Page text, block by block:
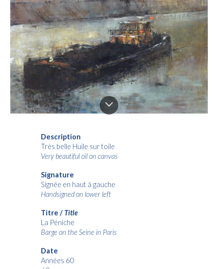
Description
Très belle Huile sur toile
Very beautiful oil on canvas
Signature
Signée en haut à gauche
Handsigned on lower left
Titre / Title
La Péniche
Barge on the Seine in Paris
Date
Années 60